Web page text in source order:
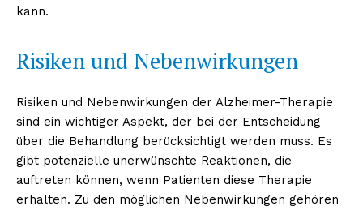
kann.
Risiken und Nebenwirkungen
Risiken und Nebenwirkungen der Alzheimer-Therapie
sind ein wichtiger Aspekt, der bei der Entscheidung
über die Behandlung berücksichtigt werden muss. Es
gibt potenzielle unerwünschte Reaktionen, die
auftreten können, wenn Patienten diese Therapie
erhalten. Zu den möglichen Nebenwirkungen gehören